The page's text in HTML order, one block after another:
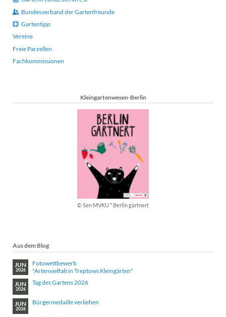
Bundesverband der Gartenfreunde
Gartentipp
Vereine
Freie Parzellen
Fachkommissionen
Kleingartenwesen-Berlin
© Sen MVKU * Berlin gärtnert
Aus dem Blog
JUN
2026
Fotowettbewerb
"Artenvielfalt in Treptows Kleingärten"
JUN
2026
Tag des Gartens 2026
JUN
2026
Bürgermedaille verliehen